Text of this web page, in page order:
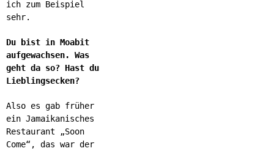
ich zum Beispiel
sehr.
Du bist in Moabit
aufgewachsen. Was
geht da so? Hast du
Lieblingsecken?
Also es gab früher
ein Jamaikanisches
Restaurant „Soon
Come“, das war der